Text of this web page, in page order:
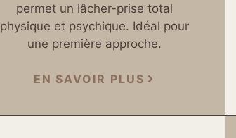
permet un lâcher-prise total
physique et psychique. Idéal pour
une première approche.
EN SAVOIR PLUS